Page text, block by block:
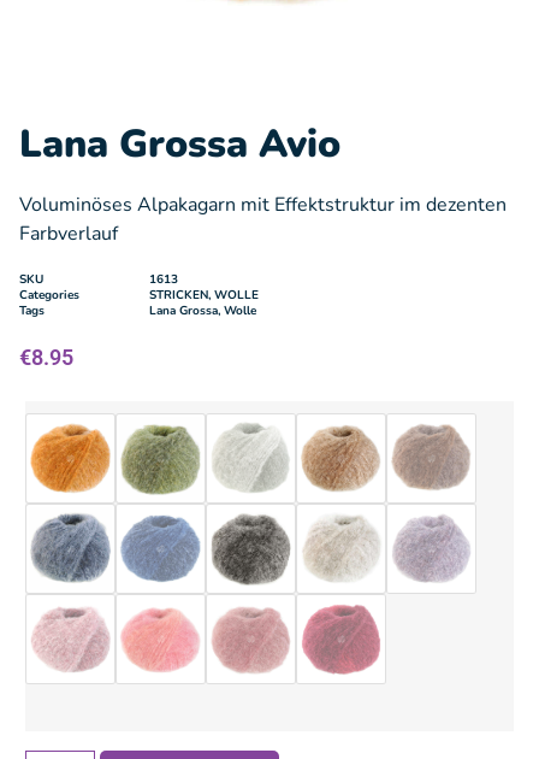
Lana Grossa Avio
Voluminöses Alpakagarn mit Effektstruktur im dezenten
Farbverlauf
SKU
1613
Categories
STRICKEN, WOLLE
Tags
Lana Grossa, Wolle
€8.95